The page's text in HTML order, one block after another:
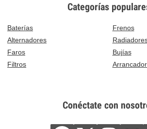
Categorías
Baterías
Frenos
Alternadores
Faros
Bujías
Filtros
Conéctate con